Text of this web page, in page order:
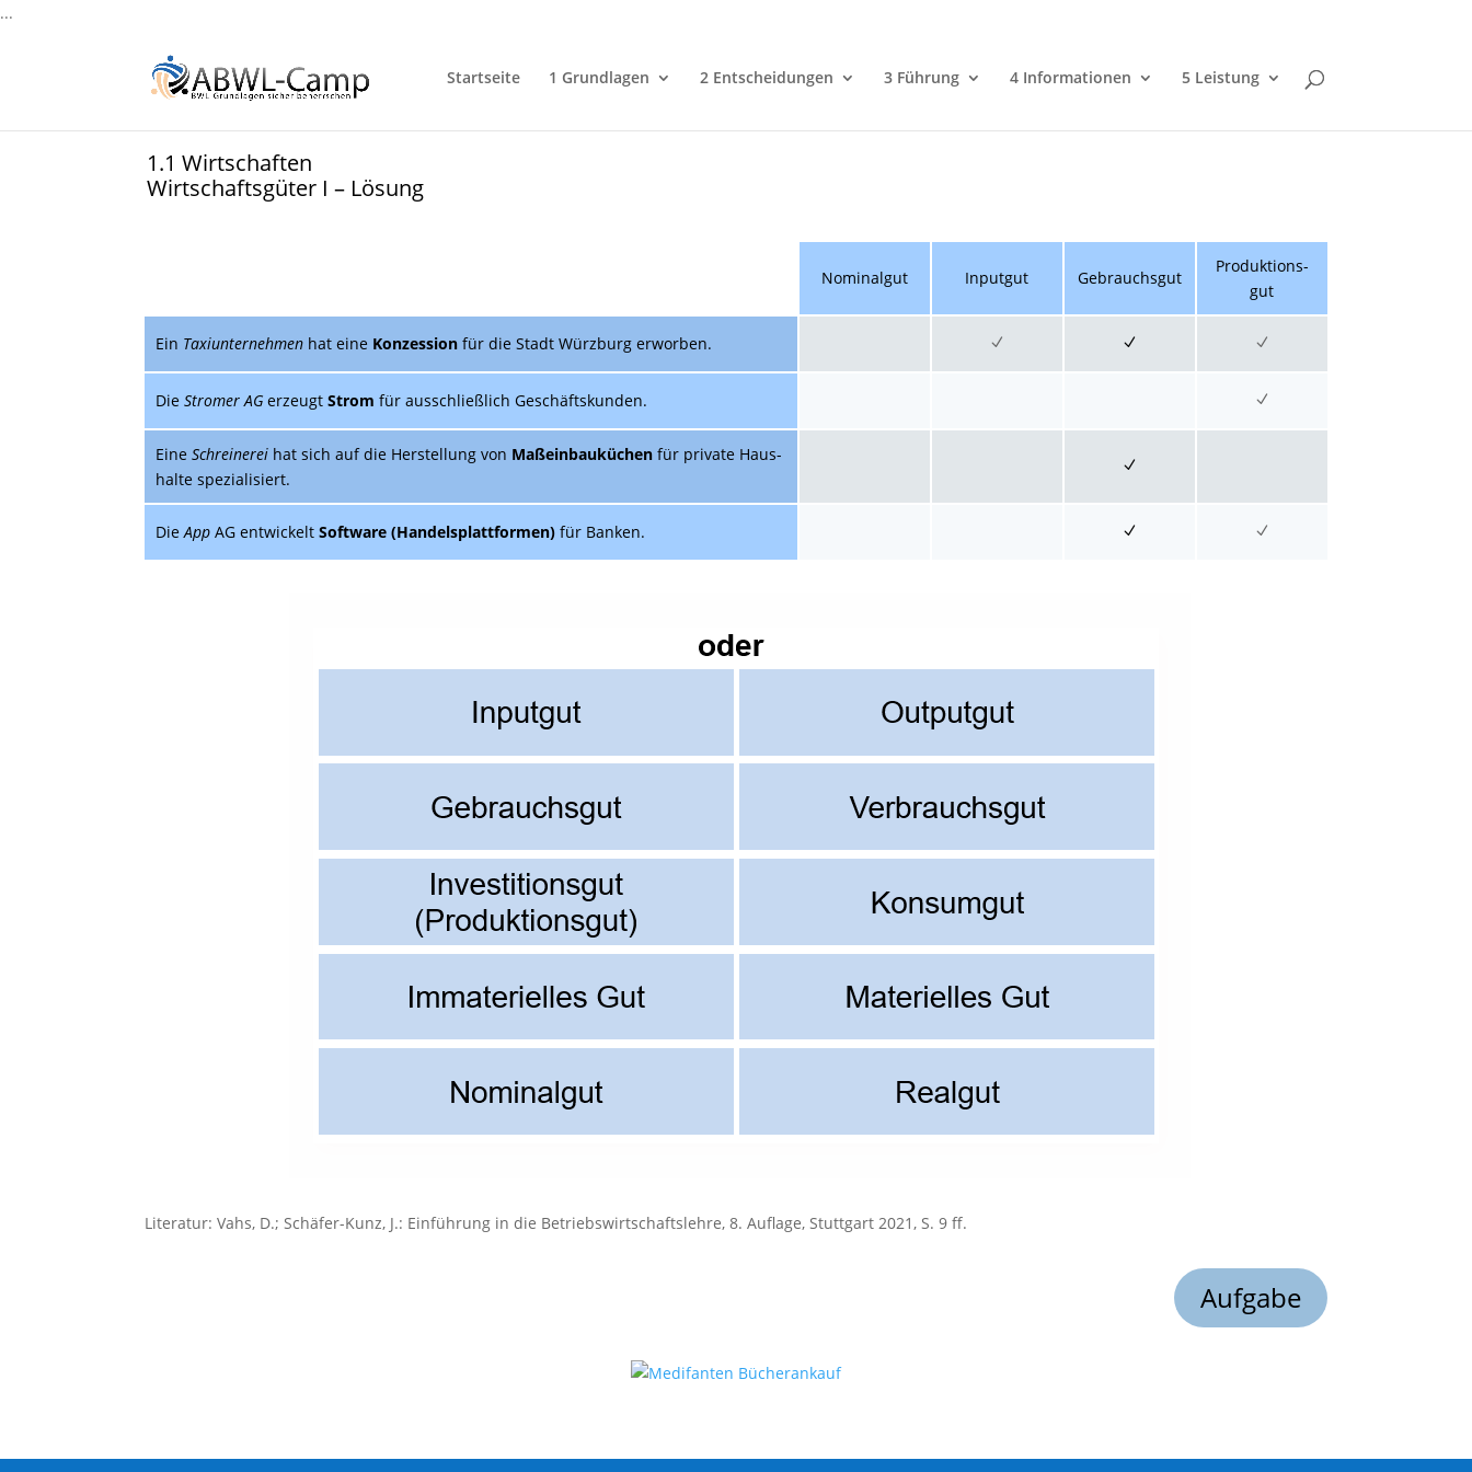
...
Startseite 1 Grundlagen 2 Entscheidungen 3 Führung 4 Informationen 5 Leistung
1.1 Wirtschaften
Wirtschaftsgüter I – Lösung
Nominal­gut Input­gut Ge­brauchs­gut
Pro­duk­tions­
gut
Ein Taxi­unternehmen hat eine Konzession für die Stadt Würzburg erworben.
Die Stromer AG erzeugt Strom für ausschließlich Geschäftskunden.
Eine Schreinerei hat sich auf die Herstellung von Maßeinbauküchen für private Haus­
halte spezialisiert.
DieApp AG entwickelt Software (Handelsplatt­formen) für Banken.
Literatur: Vahs, D.; Schäfer-Kunz, J.: Einführung in die Betriebswirtschaftslehre, 8. Auflage, Stuttgart 2021, S. 9 ff.
Aufgabe